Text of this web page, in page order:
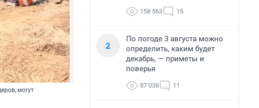
могут
158 563 15
2
По погоде 3 августа можно
определить, каким будет
декабрь, — приметы и
поверья
87 038 11